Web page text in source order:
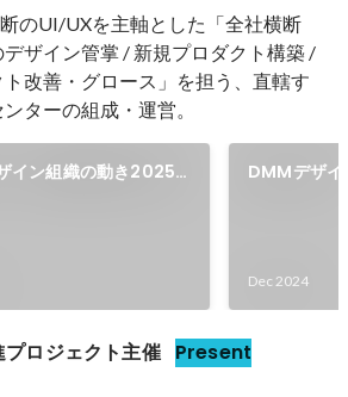
のUI/UXを主軸とした「全社横断
ザイン管掌 / 新規プロダクト構築 /
改善・グロース」を担う、直轄す
ターの組成・運営。
イン組織の動き2025 -
DMMデザ
Dec 2024
ロジェクト主催 Present